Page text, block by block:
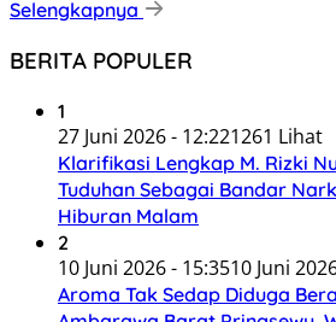
Selengkapnya
BERITA POPULER
1
27 Juni 2026 - 12:221261 Lihat
Klarifikasi Lengkap M. Rizki
Tuduhan Sebagai Bandar
Hiburan Malam
2
10 Juni 2026 - 15:3510 Juni
Aroma Tak Sedap Diduga